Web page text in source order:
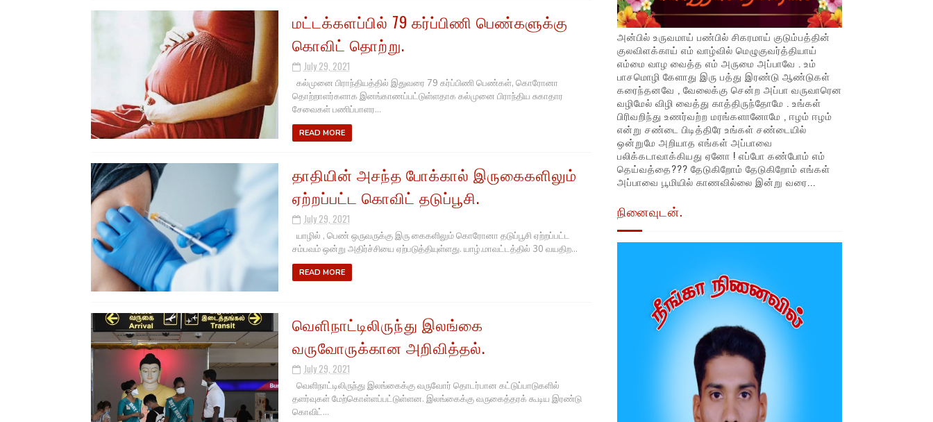
மட்டக்களப்பில் 79 கர்ப்பிணி பெண்களுக்கு
கொவிட் தொற்று.
July 29, 2021
கல்முனை பிராந்தியத்தில் இதுவரை 79 கர்ப்பிணி பெண்கள், கொரோனா
தொற்றாளர்களாக இனங்காணப்பட்டுள்ளதாக கல்முனை பிராந்திய சுகாதார
சேவைகள் பணிப்பாளர...
READ MORE
தாதியின் அசந்த போக்கால் இருகைகளிலும்
ஏற்றப்பட்ட கொவிட் தடுப்பூசி.
July 29, 2021
யாழில் , பெண் ஒருவருக்கு இரு கைகளிலும் கொரோனா தடுப்பூசி ஏற்றப்பட்ட
சம்பவம் ஒன்று அதிர்ச்சியை ஏற்படுத்தியுள்ளது. யாழ்.மாவட்டத்தில் 30 வயதிற...
READ MORE
வெளிநாட்டிலிருந்து இலங்கை
வருவோருக்கான அறிவித்தல்.
July 29, 2021
வெளிநாட்டிலிருந்து இலங்கைக்கு வருவோர் தொடர்பான கட்டுப்பாடுகளில்
தளர்வுகள் மேற்கொள்ளப்பட்டுள்ளன. இலங்கைக்கு வருகைத்தரக் கூடிய இரண்டு
கொவிட்...
அன்பில் உருவமாய் பண்பில் சிகரமாய் குடும்பத்தின்
குலவிளக்காய் எம் வாழ்வில் மெழுகுவர்த்தியாய்
எம்மை வாழ வைத்த எம் அருமை அப்பாவே . உம்
பாசமொழி கேளாது இரு பத்து இரண்டு ஆண்டுகள்
கரைந்தனவே , வேலைக்கு சென்ற அப்பா வருவாரென
வழிமேல் விழி வைத்து காத்திருந்தோமே . உங்கள்
பிரிவறிந்து உணர்வற்ற மரங்களானோமே , ஈழம் ஈழம்
என்று சண்டை பிடித்திரே உங்கள் சண்டையில்
ஒன்றுமே அறியாத எங்கள் அப்பாவை
பலிக்கடாவாக்கியது ஏனோ ! எப்போ கண்போம் எம்
தெய்வத்தை??? தேடுகிறோம் தேடுகிறோம் எங்கள்
அப்பாவை பூமியில் காணவில்லை இன்று வரை...
நினைவுடன்.